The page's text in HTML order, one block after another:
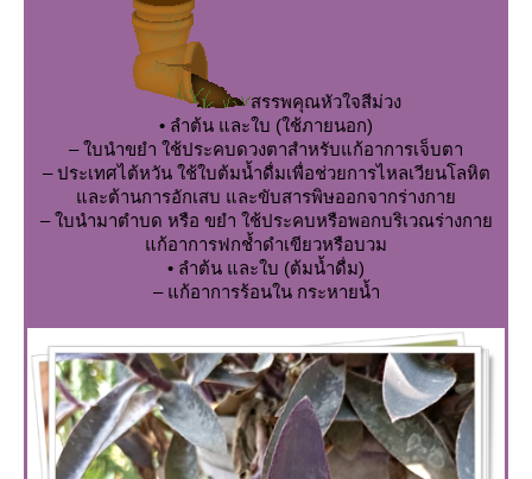
สรรพคุณหัวใจสีม่วง
• ลำต้น และใบ (ใช้ภายนอก)
– ใบนำขยำ ใช้ประคบดวงตาสำหรับแก้อาการเจ็บตา
– ประเทศไต้หวัน ใช้ใบต้มน้ำดื่มเพื่อช่วยการไหลเวียนโลหิต
ละต้านการอักเสบ และขับสารพิษออกจากร่างกา
– ใบนำมาตำบด หรือ ขยำ ใช้ประคบหรือพอกบริเวณร่างกา
ก้อาการฟกช้ำดำเขียวหรือบวม
• ลำต้น และใบ (ต้มน้ำดื่ม)
– แก้อาการร้อนใน กระหายน้ำ